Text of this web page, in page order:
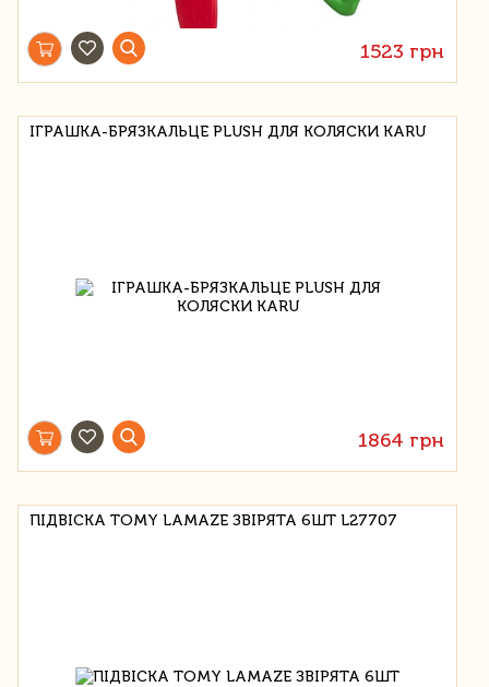
1523 грн
ІГРАШКА-БРЯЗКАЛЬЦЕ PLUSH ДЛЯ КОЛЯСКИ KARU
1864 грн
ПІДВІСКА TOMY LAMAZE ЗВІРЯТА 6ШТ L27707